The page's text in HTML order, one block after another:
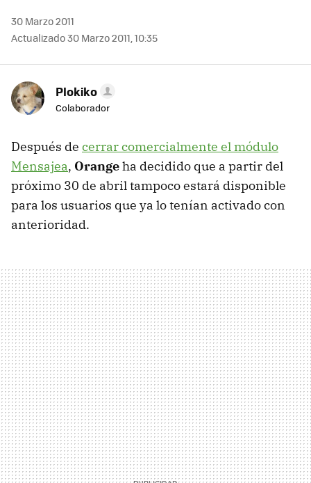
30 Marzo 2011
Actualizado 30 Marzo 2011, 10:35
Plokiko
Colaborador
Después de cerrar comercialmente el módulo
Mensajea, Orangeha decidido que a partir del
próximo 30 de abril tampoco estará disponible
para los usuarios que ya lo tenían activado con
anterioridad.